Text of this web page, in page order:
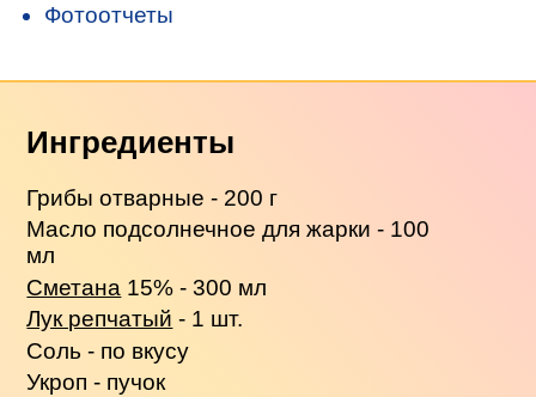
Фотоотчеты
Ингредиенты
Грибы отварные - 200 г
Масло подсолнечное для жарки - 100
мл
Сметана 15% - 300 мл
Лук репчатый - 1 шт.
Соль - по вкусу
Укроп - пучок